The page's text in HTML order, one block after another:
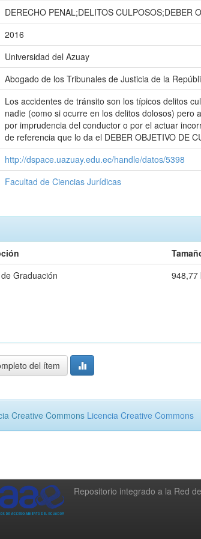
DERECHO PENAL;DELITOS CULPOSOS;DEBER
2016
Universidad del Azuay
Abogado de los Tribunales de Justicia de la
Los accidentes de tránsito son los típicos delitos
nadie (como si ocurre en los delitos dolosos)
por imprudencia del conductor o por el actuar
de referencia que lo da el DEBER OBJETIVO DE
http://dspace.uazuay.edu.ec/handle/datos/5398
Facultad de Ciencias Jurídicas
Graduación 948,77
del ítem
Creative Commons Licencia Creative Commons
Repositorio integrado a la Red